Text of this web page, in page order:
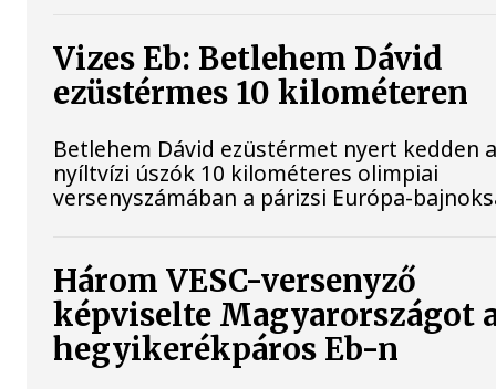
Vizes Eb: Betlehem Dávid
ezüstérmes 10 kilométeren
Betlehem Dávid ezüstérmet nyert kedden
nyíltvízi úszók 10 kilométeres olimpiai
versenyszámában a párizsi Európa-
Három VESC-versenyző
képviselte Magyarországot
hegyikerékpáros Eb-n